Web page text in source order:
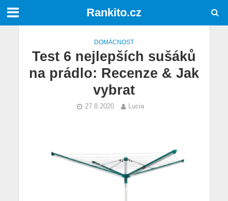
Rankito.cz
DOMÁCNOST
Test 6 nejlepších sušáků
na prádlo: Recenze & Jak
vybrat
27.8.2020 Lucia